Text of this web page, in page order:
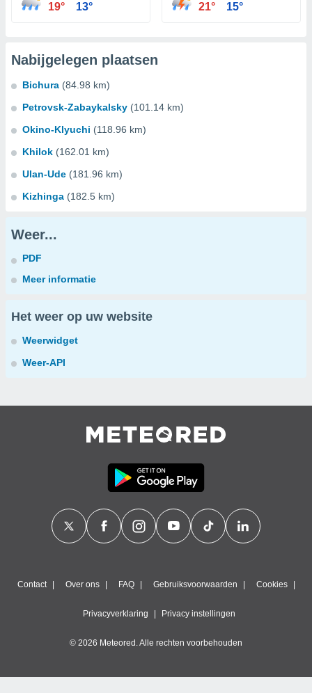
19° 13° 21° 15°
Nabijgelegen plaatsen
Bichura (84.98 km)
Petrovsk-Zabaykalsky (101.14 km)
Okino-Klyuchi (118.96 km)
Khilok (162.01 km)
Ulan-Ude (181.96 km)
Kizhinga (182.5 km)
Weer...
PDF
Meer informatie
Het weer op uw website
Weerwidget
Weer-API
Contact Over ons FAQ Gebruiksvoorwaarden Cookies
Privacyverklaring Privacy instellingen
© 2026 Meteored. Alle rechten voorbehouden